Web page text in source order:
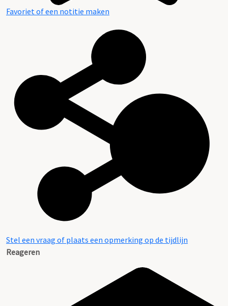
Beschrijving van de series en archiefbestanddelen
Favoriet of een notitie maken
Stel een vraag of plaats een opmerking op de tijdlijn
Reageren